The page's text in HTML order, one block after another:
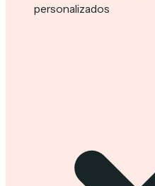
personalizados